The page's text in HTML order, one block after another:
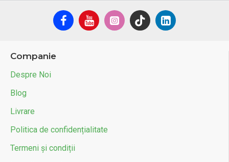
Companie
Despre Noi
Blog
Livrare
Politica de confidențialitate
Termeni și condiții